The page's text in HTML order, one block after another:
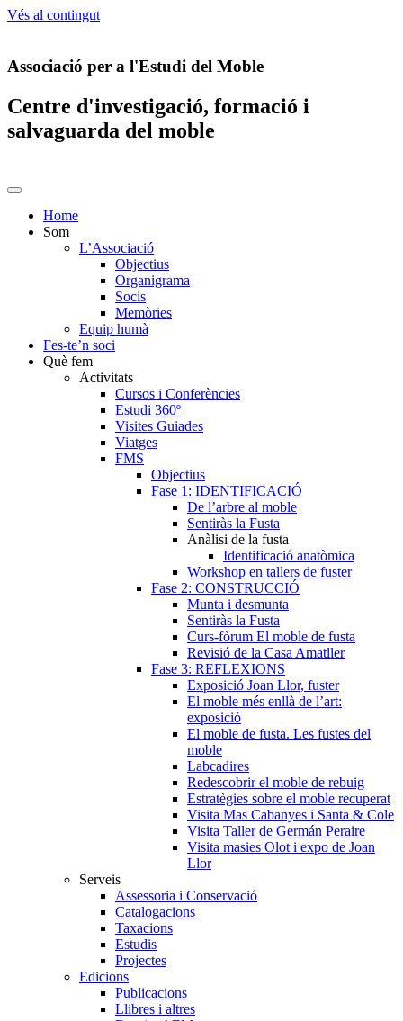
Vés al contingut
Associació per a l'Estudi del Moble
Centre d'investigació, formació i
salvaguarda del moble
Home
Som
L’Associació
Objectius
Organigrama
Socis
Memòries
Equip humà
Fes-te’n soci
Què fem
Activitats
Cursos i Conferències
Estudi 360º
Visites Guiades
Viatges
FMS
Objectius
Fase 1: IDENTIFICACIÓ
De l’arbre al moble
Sentiràs la Fusta
Anàlisi de la fusta
Identificació anatòmica
Workshop en tallers de fuster
Fase 2: CONSTRUCCIÓ
Munta i desmunta
Sentiràs la Fusta
Curs-fòrum El moble de fusta
Revisió de la Casa Amatller
Fase 3: REFLEXIONS
Exposició Joan Llor, fuster
El moble més enllà de l’art:
exposició
El moble de fusta. Les fustes del
moble
Labcadires
Redescobrir el moble de rebuig
Estratègies sobre el moble recuperat
Visita Mas Cabanyes i Santa & Cole
Visita Taller de Germán Peraire
Visita masies Olot i expo de Joan
Llor
Serveis
Assessoria i Conservació
Catalogacions
Taxacions
Estudis
Projectes
Edicions
Publicacions
Llibres i altres